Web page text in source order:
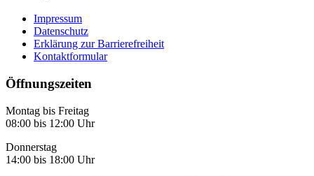
Impressum
Datenschutz
Erklärung zur Barrierefreiheit
Kontaktformular
Öffnungszeiten
Montag bis Freitag
08:00 bis 12:00 Uhr
Donnerstag
14:00 bis 18:00 Uhr